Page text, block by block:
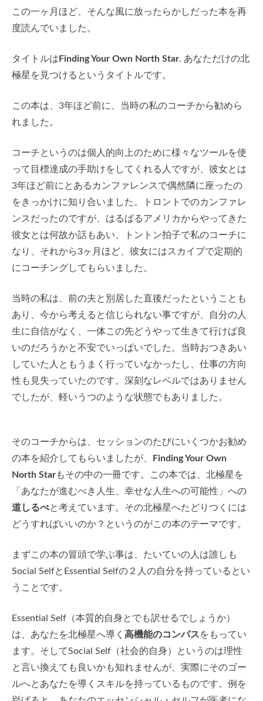
この一ヶ月ほど、そんな風に放ったらかしだった本を再
度読んでいました。
タイトルは Finding Your Own North Star. あなただけの北
極星を見つけるというタイトルです。
この本は、3年ほど前に、当時の私のコーチから勧めら
れました。
コーチというのは個人的向上のために様々なツールを使
って目標達成の手助けをしてくれる人ですが、彼女とは
3年ほど前にとあるカンファレンスで偶然隣に座ったの
をきっかけに知り合いました。トロントでのカンファレ
ンスだったのですが、はるばるアメリカからやってきた
彼女とは何故か話もあい、トントン拍子で私のコーチに
なり、それから3ヶ月ほど、彼女にはスカイプで定期的
にコーチングしてもらいました。
当時の私は、前の夫と別居した直後だったということも
あり、今から考えると信じられない事ですが、自分の人
生に自信がなく、一体この先どうやって生きて行けば良
いのだろうかと不安でいっぱいでした。当時おつきあい
していた人ともうまく行っていなかったし、仕事の方向
性も見失っていたのです。深刻なレベルではありません
でしたが、軽いうつのような状態でもありました。
そのコーチからは、セッションのたびにいくつかお勧め
の本を紹介してもらいましたが、
Finding Your Own
North Starもその中の一冊です。この本では、北極星を
「あなたが進むべき人生、幸せな人生への可能性」への
道しるべと考えています。その北極星へたどりつくには
どうすればいいのか？というのがこの本のテーマです。
まずこの本の冒頭で学ぶ事は、たいていの人は誰しも
Social SelfとEssential Selfの２人の自分を持っているとい
うことです。
Essential Self（本質的自身とでも訳せるでしょうか）
は、あなたを北極星へ導く 高機能のコンパスをもってい
ます。そしてSocial Self（社会的自身）というのは理性
と言い換えても良いかも知れませんが、実際にそのゴー
ルへとあなたを導くスキルを持っているものです。例を